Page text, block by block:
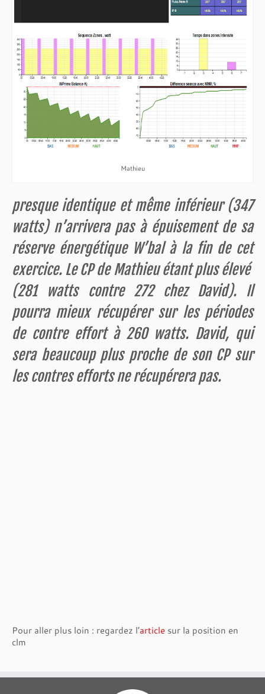
Mathieu
presque identique et même inférieur (347
watts) n’arrivera pas à épuisement de sa
réserve énergétique W’bal à la fin de cet
exercice. Le CP de Mathieu étant plus élevé
(281 watts contre 272 chez David). Il
pourra mieux récupérer sur les périodes
de contre effort à 260 watts. David, qui
sera beaucoup plus proche de son CP sur
les contres efforts ne récupérera pas.
Pour aller plus loin : regardez l’article sur la position en
clm